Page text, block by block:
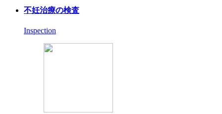
不妊治療の検査
Inspection